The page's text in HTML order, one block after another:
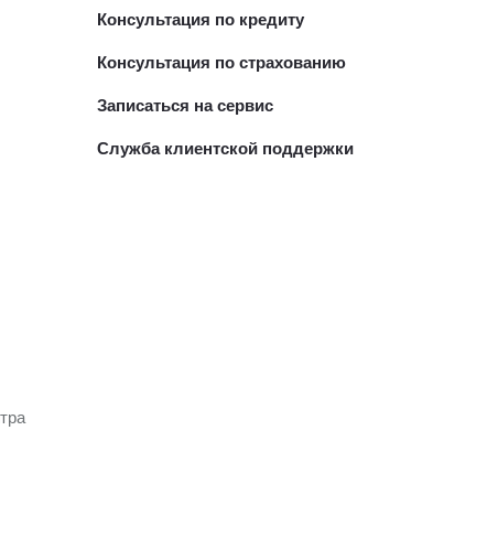
Консультация по кредиту
Консультация по страхованию
Записаться на сервис
Служба клиентской поддержки